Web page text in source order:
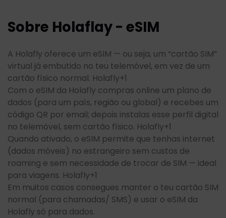
Sobre Holaflay - eSIM
A Holafly oferece um eSIM — ou seja, um “cartão SIM”
virtual já embutido no teu telemóvel, em vez de um
cartão físico normal. Holafly+1
Com o eSIM da Holafly compras online um plano de
dados (para um país, região ou global) e recebes um
código QR por email; depois instalas esse perfil digital
no telemóvel, sem cartão físico. Holafly+1
Quando ativado, o eSIM permite que tenhas internet
(dados móveis) no estrangeiro sem custos de
roaming e sem necessidade de trocar de SIM — ideal
para viagens. Holafly+1
Em muitos casos consegues manter o teu cartão SIM
normal (para chamadas/ SMS) e usar o eSIM da
Holafly só para dados.